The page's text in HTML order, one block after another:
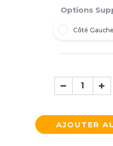
Options
Côté
AJOUTER